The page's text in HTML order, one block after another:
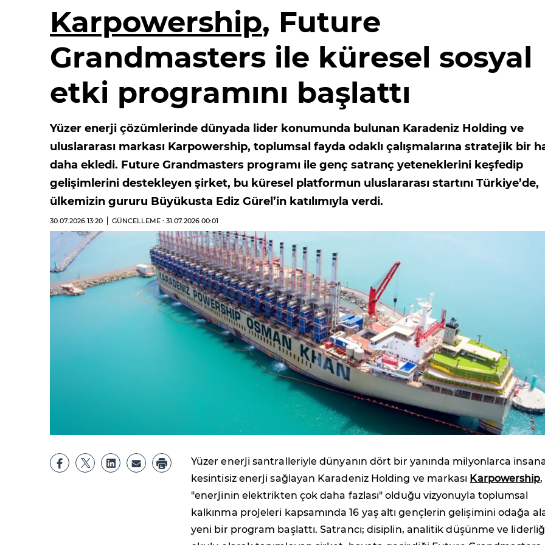
Karpowership, Future
Grandmasters ile küresel sosyal
etki programını başlattı
Yüzer enerji çözümlerinde dünyada lider konumunda bulunan Karadeniz Holding ve
uluslararası markası Karpowership, toplumsal fayda odaklı çalışmalarına stratejik bir
daha ekledi. Future Grandmasters programı ile genç satranç yeteneklerini keşfedip
gelişimlerini destekleyen şirket, bu küresel platformun uluslararası startını Türkiye’de,
ülkemizin gururu Büyükusta Ediz Gürel’in katılımıyla verdi.
30.07.2026 13:20 GÜNCELLEME : 31.07.2026 00:01
Yüzer enerji santralleriyle dünyanın dört bir yanında milyonlarca
kesintisiz enerji sağlayan Karadeniz Holding ve markası Karpowership,
"enerjinin elektrikten çok daha fazlası" olduğu vizyonuyla toplumsal
kalkınma projeleri kapsamında 16 yaş altı gençlerin gelişimini odağa
yeni bir program başlattı. Satrancı; disiplin, analitik düşünme ve